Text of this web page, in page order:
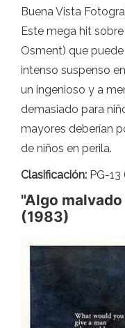
Buena Vista
Este mega hit
Osment) que
intenso suspenso
un ingenioso y a
demasiado para
mayores deberían
de niños en perila.
Clasificación: PG-13
"Algo
(1983)